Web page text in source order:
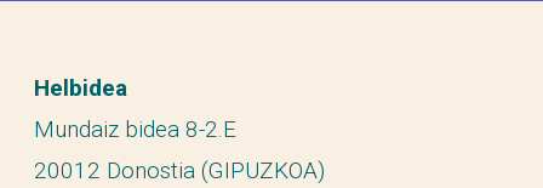
Helbidea
Mundaiz bidea 8-2.E
20012 Donostia (GIPUZKOA)